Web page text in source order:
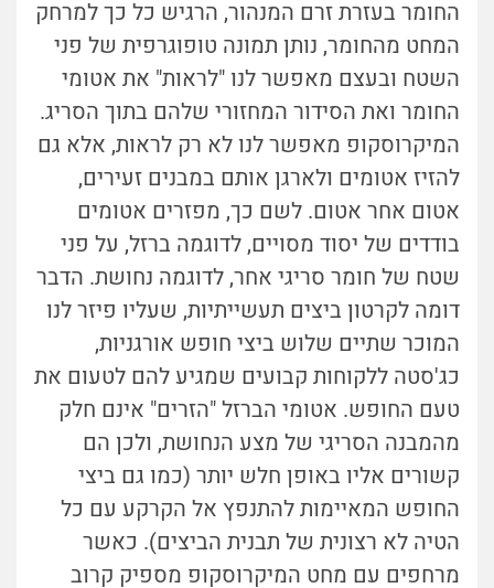
החומר בעזרת זרם המנהור, הרגיש כל כך למרחק
המחט מהחומר, נותן תמונה טופוגרפית של פני
השטח ובעצם מאפשר לנו "לראות" את אטומי
החומר ואת הסידור המחזורי שלהם בתוך הסריג.
המיקרוסקופ מאפשר לנו לא רק לראות, אלא גם
להזיז אטומים ולארגן אותם במבנים זעירים,
אטום אחר אטום. לשם כך, מפזרים אטומים
בודדים של יסוד מסויים, לדוגמה ברזל, על פני
שטח של חומר סריגי אחר, לדוגמה נחושת. הדבר
דומה לקרטון ביצים תעשייתיות, שעליו פיזר לנו
המוכר שתיים שלוש ביצי חופש אורגניות,
כג'סטה ללקוחות קבועים שמגיע להם לטעום את
טעם החופש. אטומי הברזל "הזרים" אינם חלק
מהמבנה הסריגי של מצע הנחושת, ולכן הם
קשורים אליו באופן חלש יותר (כמו גם ביצי
החופש המאיימות להתנפץ אל הקרקע עם כל
הטיה לא רצונית של תבנית הביצים). כאשר
מרחפים עם מחט המיקרוסקופ מספיק קרוב